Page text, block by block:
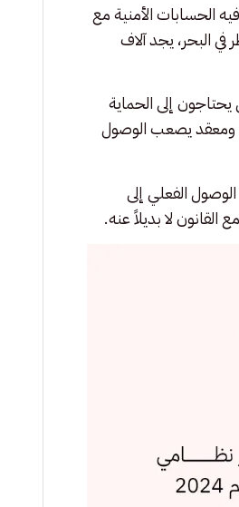
الحسابات الأمنية مع
في البحر، يجد آلاف
يحتاجون إلى الحماية
ومعقد يصعب الوصول
الفعلي إلى
لا بديلاً عنه.